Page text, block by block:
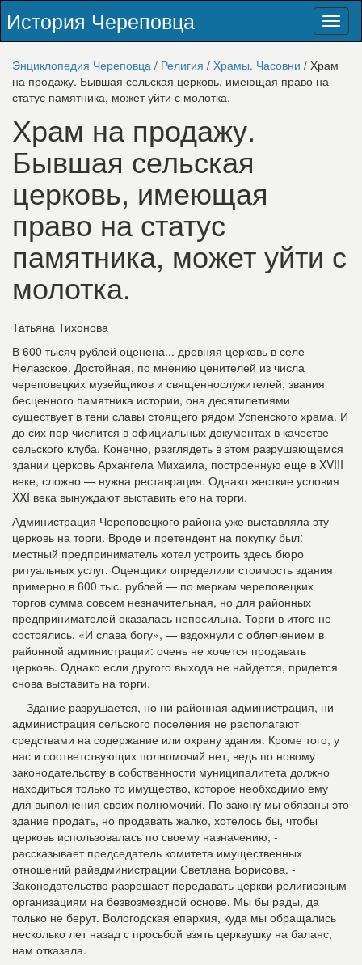
История Череповца
Энциклопедия Череповца / Религия / Храмы. Часовни / Храм
на продажу. Бывшая сельская церковь, имеющая право на
статус памятника, может уйти с молотка.
Храм на продажу.
Бывшая сельская
церковь, имеющая
право на статус
памятника, может уйти с
молотка.
Татьяна Тихонова
В 600 тысяч рублей оценена... древняя церковь в селе
Нелазское. Достойная, по мнению ценителей из числа
череповецких музейщиков и священнослужителей, зва­ния
бесценного памятника истории, она десятилетиями
существует в тени славы стоящего рядом Успенского храма. И
до сих пор числится в официальных докумен­тах в качестве
сельского клуба. Конечно, разглядеть в этом разрушающемся
здании церковь Архангела Миха­ила, построенную еще в XVIII
веке, сложно — нужна рес­таврация. Однако жесткие условия
XXI века вынуждают выставить его на торги.
Администрация Чере­повецкого района уже вы­ставляла эту
церковь на торги. Вроде и претендент на покупку был:
местный предприниматель хотел ус­троить здесь бюро
ритуаль­ных услуг. Оценщики опре­делили стоимость здания
примерно в 600 тыс. рублей — по меркам череповецких
торгов сумма совсем незна­чительная, но для районных
предпринимателей оказа­лась непосильна. Торги в итоге не
состоялись. «И слава богу», — вздохнули с облегчением в
районной администрации: очень не хочется продавать
церковь. Однако если другого выхо­да не найдется, придется
снова выставить на торги.
— Здание разрушается, но ни районная администрация, ни
администрация сельского поселения не располагают
средствами на содержание или охрану здания. Кроме того, у
нас и соответству­ющих полномочий нет, ведь по новому
законодательству в собственности муниципа­литета должно
находиться только то имущество, ко­торое необходимо ему
для выполнения своих полномо­чий. По закону мы обязаны это
здание продать, но про­давать жалко, хотелось бы, чтобы
церковь использова­лась по своему назначению, -
рассказывает председа­тель комитета имуществен­ных
отношений райадминистрации Светлана Борисова. -
Законодательство раз­решает передавать церкви религиозным
организациям на безвозмездной основе. Мы бы рады, да
только не берут. Вологодская епар­хия, куда мы обращались
несколько лет назад с прось­бой взять церквушку на баланс,
нам отказала.